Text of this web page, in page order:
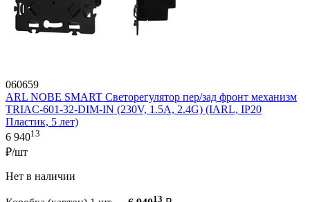
060659
ARL NOBE SMART Светорегулятор пер/зад фронт механизм
TRIAC-601-32-DIM-IN (230V, 1.5A, 2.4G) (IARL, IP20
Пластик, 5 лет)
6 94013
₽/шт
Нет в наличии
13